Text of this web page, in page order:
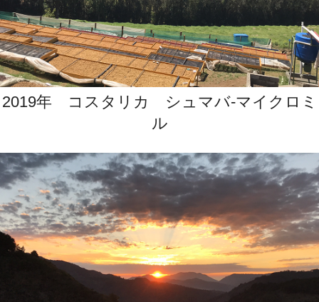
2019年 コスタリカ シュマバ‐マイクロミ
ル